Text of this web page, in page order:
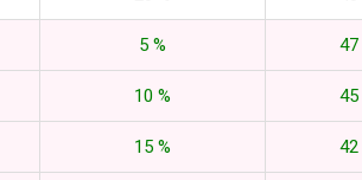
5 % 47
10 % 45
15 % 42